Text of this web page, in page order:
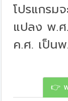
โปรแกรม
แปลง พ.ศ
ค.ศ. เป็น
👉